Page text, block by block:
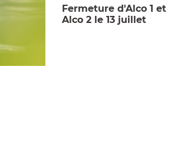
Fermeture d'Alco 1 et
Alco 2 le 13 juillet